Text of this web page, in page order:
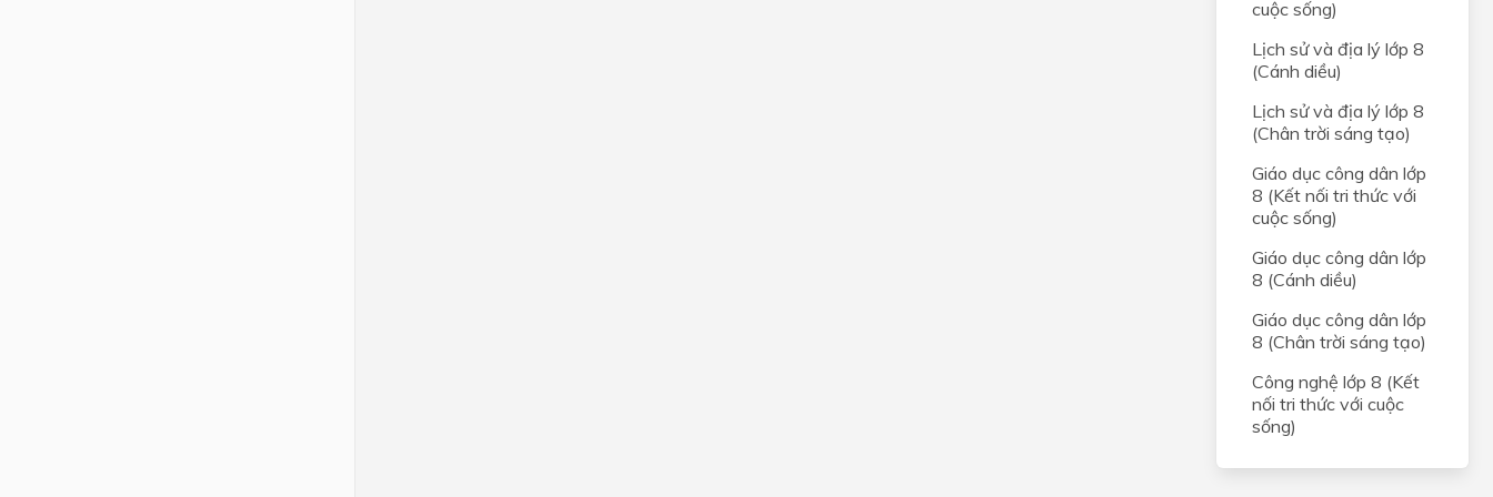
cuộc sống)
Lịch sử và địa lý lớp 8
(Cánh diều)
Lịch sử và địa lý lớp 8
(Chân trời sáng tạo)
Giáo dục công dân lớp
8 (Kết nối tri thức với
cuộc sống)
Giáo dục công dân lớp
8 (Cánh diều)
Giáo dục công dân lớp
8 (Chân trời sáng tạo)
Công nghệ lớp 8 (Kết
nối tri thức với cuộc
sống)